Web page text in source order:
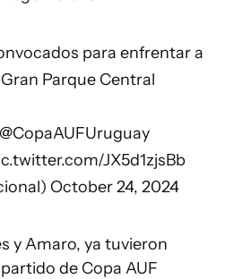
para enfrentar a
Parque Central
@CopaAUFUruguay
JX5d1zjsBb
October 24, 2024
y Amaro, ya tuvieron
de Copa AUF